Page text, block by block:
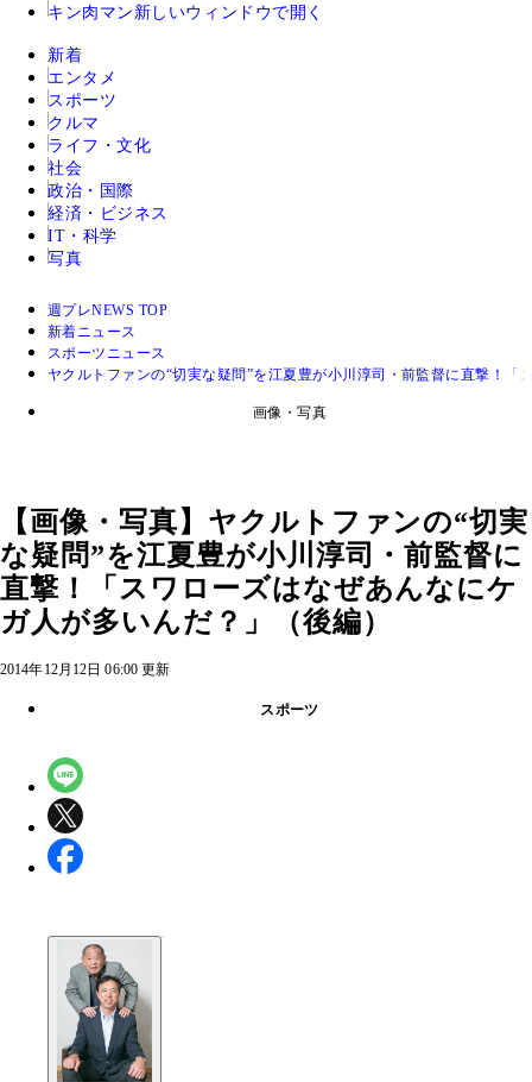
キン肉マン 新しいウィンドウで開く
新着
エンタメ
スポーツ
クルマ
ライフ・文化
社会
政治・国際
経済・ビジネス
IT・科学
写真
週プレNEWS TOP
新着ニュース
スポーツニュース
ヤクルトファンの“切実な疑問”を江夏豊が小川淳司・前監督に直撃！
画像・写真
【画像・写真】ヤクルトファンの“切実
な疑問”を江夏豊が小川淳司・前監督に
直撃！「スワローズはなぜあんなにケ
ガ人が多いんだ？」（後編）
2014年12月12日 06:00 更新
スポーツ